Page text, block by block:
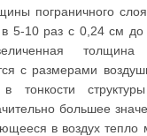
пограничного
5-10 раз с 0,24 см
толщина
с размерами
тонкости
большее
в воздух тепло